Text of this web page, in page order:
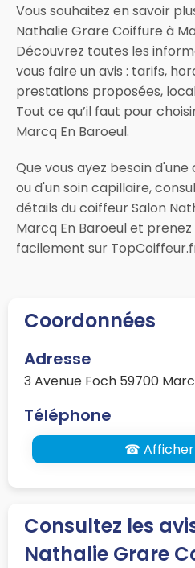
Vous souhaitez en savoir
Nathalie Grare Coiffure à
Découvrez toutes les
vous faire un avis : tarifs,
prestations proposées,
Tout ce qu’il faut pour
Marcq En Baroeul.
Que vous ayez besoin
ou d'un soin capillaire,
détails du coiffeur Salon
Marcq En Baroeul et
facilement sur
Coordonnées
Adresse
3 Avenue Foch 59700
Téléphone
☎ Afficher
Consultez les
Nathalie Grare